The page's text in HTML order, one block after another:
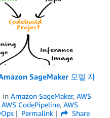
SageMaker 모델 자
in Amazon SageMaker, AWS
AWS CodePipeline, AWS
Permalink
Share